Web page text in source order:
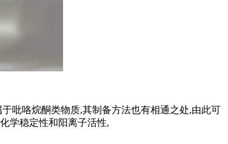
吡咯烷酮类物质,其制备方法也有相通之处,由此可
学稳定性和阳离子活性,